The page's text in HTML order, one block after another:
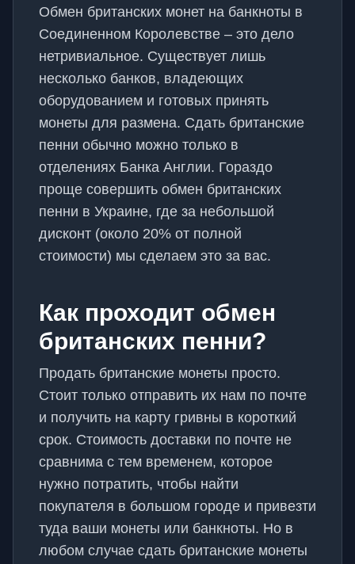
Обмен британских монет на банкноты в
Соединенном Королевстве – это дело
нетривиальное. Существует лишь
несколько банков, владеющих
оборудованием и готовых принять
монеты для размена. Сдать британские
пенни обычно можно только в
отделениях Банка Англии. Гораздо
проще совершить обмен британских
пенни в Украине, где за небольшой
дисконт (около 20% от полной
стоимости) мы сделаем это за вас.
Как проходит обмен
британских пенни?
Продать британские монеты просто.
Стоит только отправить их нам по почте
и получить на карту гривны в короткий
срок. Стоимость доставки по почте не
сравнима с тем временем, которое
нужно потратить, чтобы найти
покупателя в большом городе и привезти
туда ваши монеты или банкноты. Но в
любом случае сдать британские монеты